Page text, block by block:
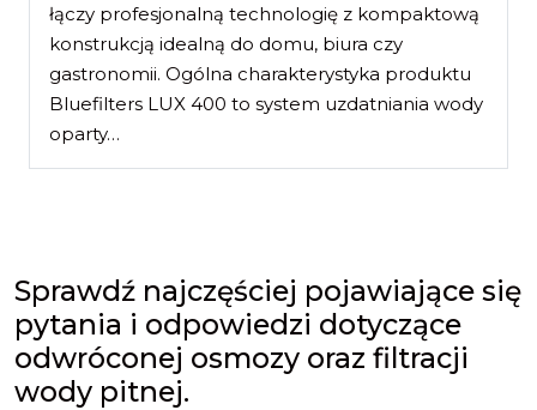
łączy profesjonalną technologię z kompaktową
konstrukcją idealną do domu, biura czy
gastronomii. Ogólna charakterystyka produktu
Bluefilters LUX 400 to system uzdatniania wody
oparty…
Sprawdź najczęściej pojawiające się
pytania i odpowiedzi dotyczące
odwróconej osmozy oraz filtracji
wody pitnej.